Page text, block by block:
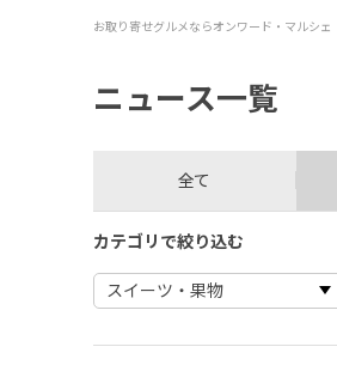
お取り寄せグルメならオンワード・マルシェ
ニュース一覧
全て
カテゴリで絞り込む